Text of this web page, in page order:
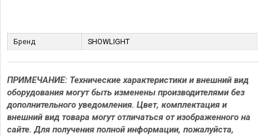
Бренд SHOWLIGHT
ПРИМЕЧАНИЕ: Технические характеристики и внешний вид
оборудования могут быть изменены производителями без
дополнительного уведомления. Цвет, комплектация и
внешний вид товара могут отличаться от изображенного на
сайте. Для получения полной информации, пожалуйста,